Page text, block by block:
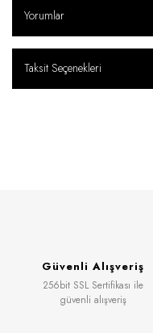
Yorumlar
Taksit Seçenekleri
Güvenli Alışveriş
256bit SSL Sertifikası ile
güvenli alışveriş